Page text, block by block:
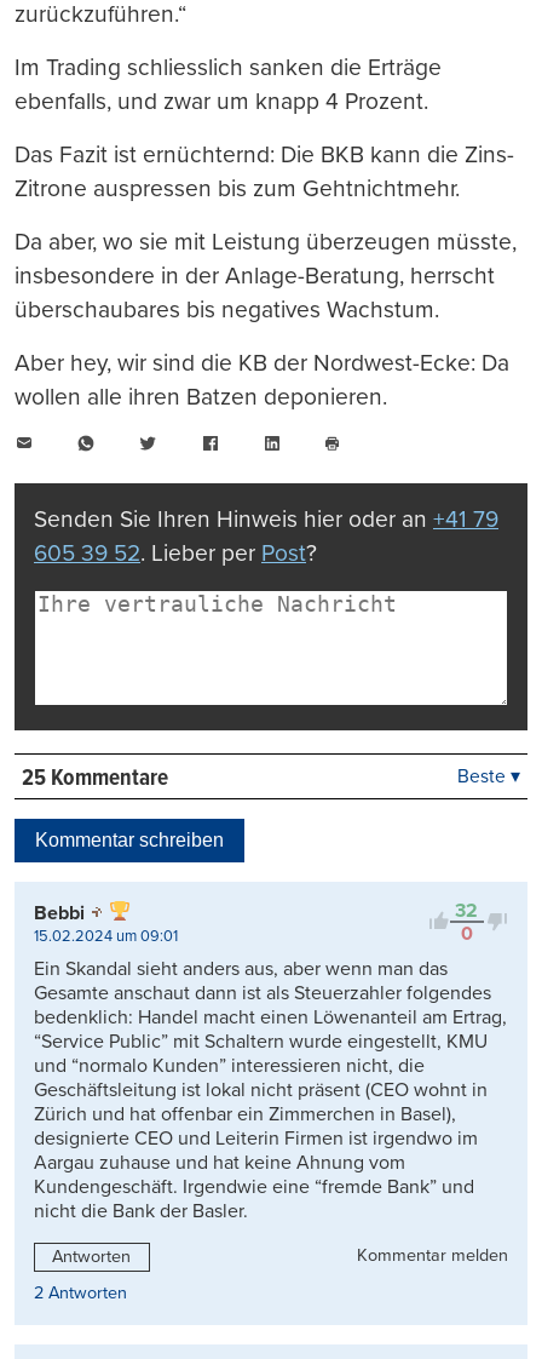
zurückzuführen.“
Im Trading schliesslich sanken die Erträge
ebenfalls, und zwar um knapp 4 Prozent.
Das Fazit ist ernüchternd: Die BKB kann die Zins-
Zitrone auspressen bis zum Gehtnichtmehr.
Da aber, wo sie mit Leistung überzeugen müsste,
insbesondere in der Anlage-Beratung, herrscht
überschaubares bis negatives Wachstum.
Aber hey, wir sind die KB der Nordwest-Ecke: Da
wollen alle ihren Batzen deponieren.
WhatsAppTwitter FacebookLinkedIn
drucken
Senden Sie Ihren Hinweis hier oder an +41 79
605 39 52. Lieber per Post?
25 Kommentare
Kontrovers
Beste ▾
Kommentar schreiben
32
0
Bebbi
15.02.2024 um 09:01
Ein Skandal sieht anders aus, aber wenn man das
Gesamte anschaut dann ist als Steuerzahler folgendes
bedenklich: Handel macht einen Löwenanteil am Ertrag,
“Service Public” mit Schaltern wurde eingestellt, KMU
und “normalo Kunden” interessieren nicht, die
Geschäftsleitung ist lokal nicht präsent (CEO wohnt in
Zürich und hat offenbar ein Zimmerchen in Basel),
designierte CEO und Leiterin Firmen ist irgendwo im
Aargau zuhause und hat keine Ahnung vom
Kundengeschäft. Irgendwie eine “fremde Bank” und
nicht die Bank der Basler.
Antworten
Kommentar melden
2 Antworten